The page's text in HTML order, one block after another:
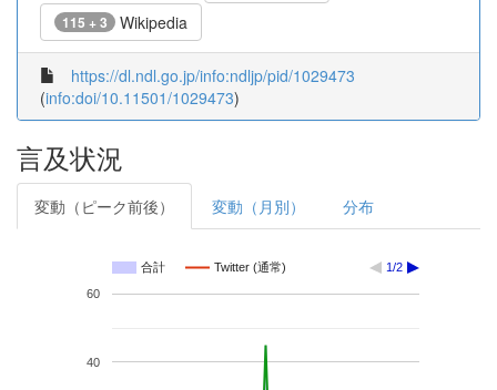
115 + 3 Wikipedia
https://dl.ndl.go.jp/info:ndljp/pid/1029473
(info:doi/10.11501/1029473)
言及状況
変動（ピーク前後） 変動（月別） 分布
合計 Twitter (通常) 1/2
40
60